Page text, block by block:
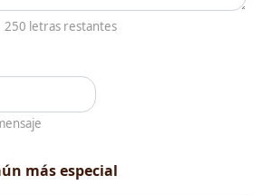
250 letras restantes
más especial